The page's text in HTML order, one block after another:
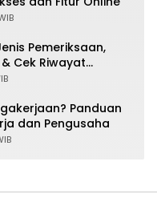
Pemeriksaan,
Cek Riwayat
Panduan
dan Pengusaha